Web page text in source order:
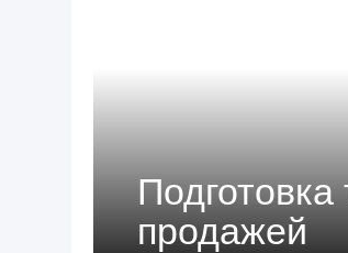
Подготовка
продажей